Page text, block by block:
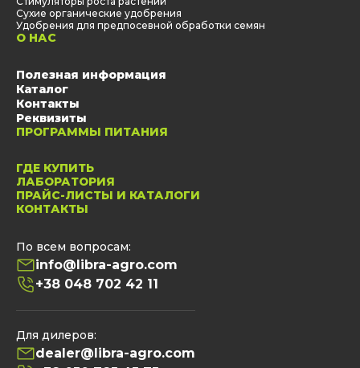
Сухие органические удобрения
Удобрения для предпосевной обработки семян
О НАС
Полезная информация
Каталог
Контакты
Реквизиты
ПРОГРАММЫ ПИТАНИЯ
ГДЕ КУПИТЬ
ЛАБОРАТОРИЯ
ПРАЙС-ЛИСТЫ И КАТАЛОГИ
КОНТАКТЫ
По всем вопросам:
info@libra-agro.com
+38 048 702 42 11
Для дилеров:
dealer@libra-agro.com